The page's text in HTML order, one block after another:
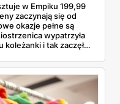
w Empiku 199,99
zaczynają się od
okazje pełne są
wypatrzyła
i tak zaczęło
nie wciska nam
się dowiedziałam —
chwilę.